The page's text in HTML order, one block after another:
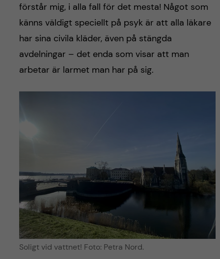
förstår mig, i alla fall för det mesta! Något som
känns väldigt speciellt på psyk är att alla läkare
har sina civila kläder, även på stängda
avdelningar – det enda som visar att man
arbetar är larmet man har på sig.
Soligt vid vattnet! Foto: Petra Nord.